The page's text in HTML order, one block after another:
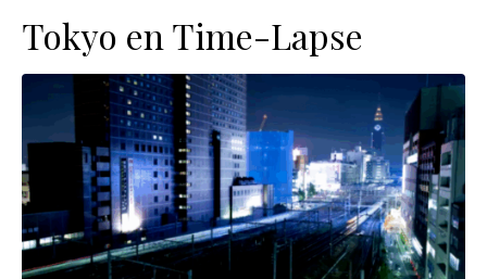
Tokyo en Time-Lapse